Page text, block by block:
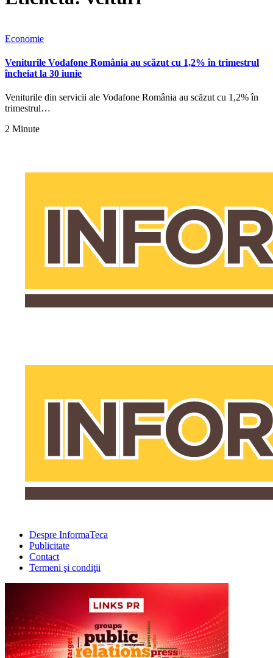
Economie
Veniturile Vodafone România au scăzut cu 1,2% în trimestrul
încheiat la 30 iunie
Veniturile din servicii ale Vodafone România au scăzut cu 1,2% în
trimestrul…
2 Minute
Despre InformaTeca
Publicitate
Contact
Termeni şi condiţii